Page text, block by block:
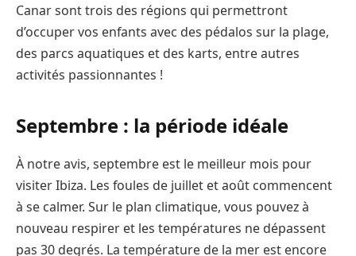
Canar sont trois des régions qui permettront
d’occuper vos enfants avec des pédalos sur la plage,
des parcs aquatiques et des karts, entre autres
activités passionnantes !
Septembre : la période idéale
À notre avis, septembre est le meilleur mois pour
visiter Ibiza. Les foules de juillet et août commencent
à se calmer. Sur le plan climatique, vous pouvez à
nouveau respirer et les températures ne dépassent
pas 30 degrés. La température de la mer est encore